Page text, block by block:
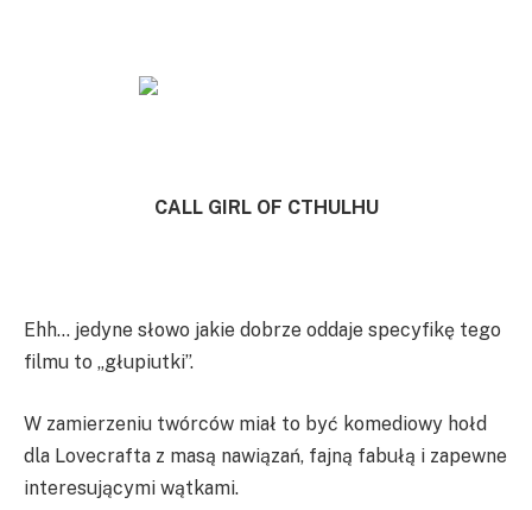
CALL GIRL OF CTHULHU
Ehh… jedyne słowo jakie dobrze oddaje specyfikę tego
filmu to „głupiutki”.
W zamierzeniu twórców miał to być komediowy hołd
dla Lovecrafta z masą nawiązań, fajną fabułą i zapewne
interesującymi wątkami.